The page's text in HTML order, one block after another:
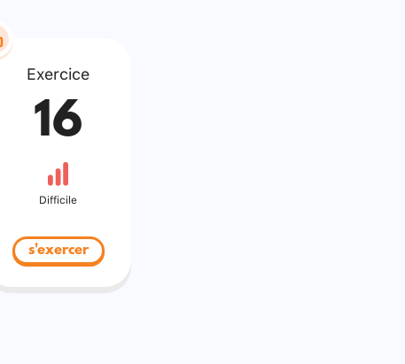
Exercice
16
Difficile
s'exercer